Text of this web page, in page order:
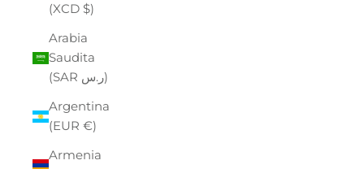
(XCD $)
Arabia
Saudita
(SAR ر.س)
Argentina
(EUR €)
Armenia